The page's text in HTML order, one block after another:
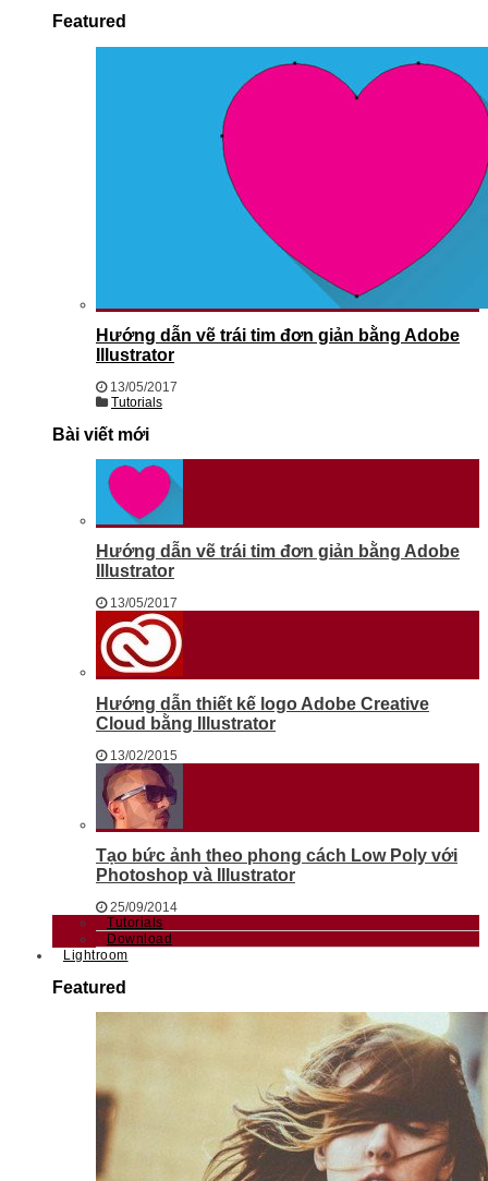
Featured
Hướng dẫn vẽ trái tim đơn giản bằng Adobe
Illustrator
13/05/2017
Tutorials
Bài viết mới
Hướng dẫn vẽ trái tim đơn giản bằng Adobe
Illustrator
13/05/2017
Hướng dẫn thiết kế logo Adobe Creative
Cloud bằng Illustrator
13/02/2015
Tạo bức ảnh theo phong cách Low Poly với
Photoshop và Illustrator
25/09/2014
Tutorials
Download
Lightroom
Featured